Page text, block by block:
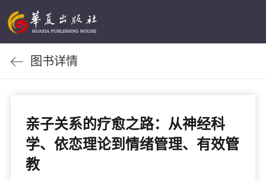
图书详情
亲子关系的疗愈之路：从神经科
学、依恋理论到情绪管理、有效管
教